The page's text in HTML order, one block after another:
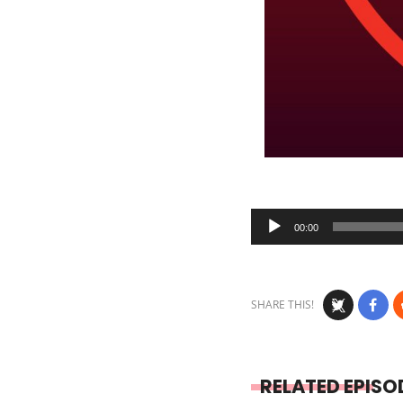
Audio
Player
00:00
SHARE THIS!
RELATED